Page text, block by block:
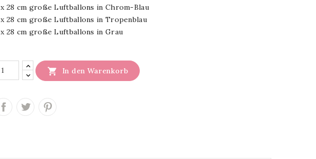
28 cm große Luftballons in Chrom-Blau
28 cm große Luftballons in Tropenblau
28 cm große Luftballons in Grau
 In den Warenkorb